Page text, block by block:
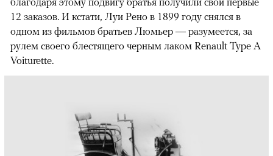
12 заказов. И кстати, Луи Рено в 1899 году снялся в
одном из фильмов братьев Люмьер — разумеется, за
рулем своего блестящего черным лаком Renault Type A
Voiturette.